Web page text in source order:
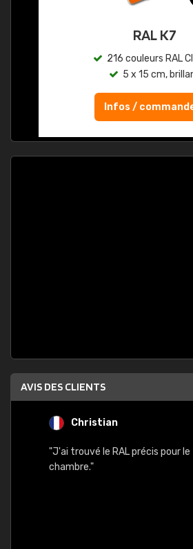
RAL K7
216 couleurs RAL
5 x 15 cm,
Infos /
AVIS DES CLIENTS
Christian
"J'ai trouvé le RAL précis pour
chambre."